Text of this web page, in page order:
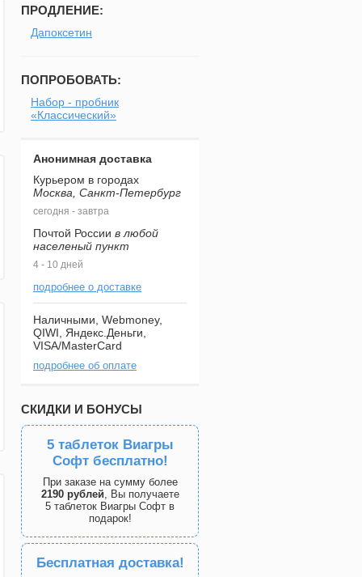
ПРОДЛЕНИЕ:
Дапоксетин
ПОПРОБОВАТЬ:
Набор - пробник
«Классический»
Анонимная доставка
Курьером в городах
Москва, Санкт-Петербург
сегодня - завтра
Почтой России в любой
населеный пункт
4 - 10 дней
подробнее о доставке
Наличными, Webmoney,
QIWI, Яндекс.Деньги,
VISA/MasterCard
подробнее об оплате
СКИДКИ И БОНУСЫ
5 таблеток Виагры
Софт бесплатно!
При заказе на сумму более
2190 рублей, Вы получаете
5 таблеток Виагры Софт в
подарок!
Бесплатная доставка!